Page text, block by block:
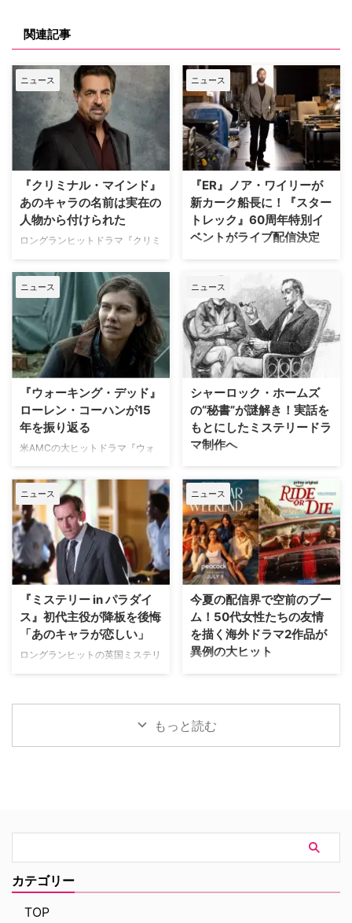
関連記事
ニュース
『クリミナル・マインド』
あのキャラの名前は実在の
人物から付けられた
ロングランヒットドラマ『クリミ
ロッシを演じるジョー・マンテー
ニャ。実はこの役名を付けたのは
ジョー自身なのだが、その理由に
ついて説明している。米TV Line
が報じた。 O・J・シンプソン裁
判の証人がデヴィッド・ロッシ
シーズン3序盤でFBI行動分析課
のチーフだったジェイソン・ギデ
オンが去った後、その穴を埋める
形で登場したデヴィッド・ロッ
シ。その後、15シーズン以上にわ
たりチームを支えるこのベテラン
関わった実在の警察官の名前をも
とにしている。 有名 …
ニュース
『ER』ノア・ワイリーが
新カーク船長に！『スター
トレック』60周年特別イ
ベントがライブ配信決定
エミー賞受賞歴を誇るノア・ワイ
リー（『ER 緊急救命室』『ザ・
ピット／ピッツバーグ救急医療
室』）が、SF界の金字塔『スタ
ートレック』の誕生60周年を記
念する朗読劇イベントで、ジェー
ムズ・T・カーク船長役を務める
ことが明らかになった。米TV
レック』60周年を祝う特別朗読
劇が開催！ 本イベントは、米国
脚本家組合財団（WGF）が主催
する特別企画「WGF RetroReads
リジナルシリーズ『宇宙大作戦』
の記念すべき初回放 …
ニュース
『ウォーキング・デッド』
ローレン・コーハンが15
年を振り返る
米AMCの大ヒットドラマ『ウォ
『ウォーキング・デッド：デッ
ド・シティ』でマギーを演じてき
たローレン・コーハン。彼女が同
シリーズと過ごしてきた15年を振
り返るとともに、『ウォーキン
グ・デッド：デッド・シティ』の
シーズン4についても匂わせた。
『ウォーキング・デッド：デッ
ド・シティ』シーズン4はすでに
始動 ローレンは米Peopleのイン
タビューに応じ、2011年に放送
された本家のシーズン2で初登場
ニュース
シャーロック・ホームズ
の“秘書”が謎解き！実話を
もとにしたミステリードラ
マ制作へ
アーサー・コナン・ドイルが生ん
だ世界で最も有名な探偵シャーロ
ック・ホームズに宛てて実際に
様々な手紙が届いていたことは有
名な話だが、その手紙に返信して
いた“秘書”を主人公にしたミステ
リードラマが作られることが分か
った。米Deadlineが報じてい
るうちに彼の考え方を習得 Fox
Entertainment Studiosが制作を
手掛ける米USA Networkの新作
ドラマ『Sherlock’s
ニュース
『ミステリー in パラダイ
ス』初代主役が降板を後悔
「あのキャラが恋しい」
ロングランヒットの英国ミステリ
警部を演じたベン・ミラーが、降
は、作品のネタバレを含みますの
緒に数々の難事件を解決していく
犯罪捜査ドラマ。英BBCで2011
年に始まり、今年1月 …
ニュース
今夏の配信界で空前のブー
ム！50代女性たちの友情
を描く海外ドラマ2作品が
異例の大ヒット
50代女性たちの友情を描くドラ
しにくいジャンル”とされてき
た。特に広告業界では18〜49歳
が最重要視され、複数の中高年女
性を主人公に据えた作品は敬遠さ
の友情ドラマが同時期に大ヒット
その話題作とは、米Peacockの
とAmazonオリジナル『ライド･
もっと読む
カテゴリー
TOP